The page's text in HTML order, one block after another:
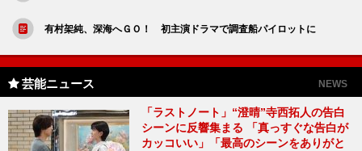
有村架純、深海へＧＯ！ 初主演ドラマで調査船パイロットに
芸能ニュース NEWS
「ラストノート」“澄晴”寺西拓人の告白
シーンに反響集まる 「真っすぐな告白が
カッコいい」「最高のシーンをありがと